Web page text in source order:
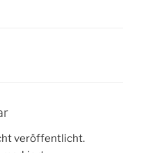
veröffentlicht.